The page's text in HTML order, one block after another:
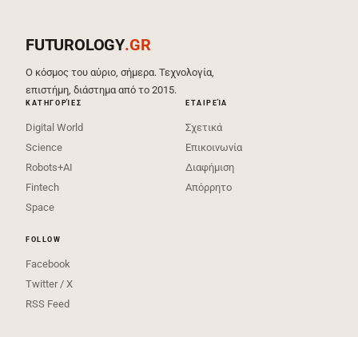
FUTUROLOGY.GR
Ο κόσμος του αύριο, σήμερα. Τεχνολογία,
επιστήμη, διάστημα από το 2015.
ΚΑΤΗΓΟΡΊΕΣ
Digital World
Science
Robots+AI
Fintech
Space
ΕΤΑΙΡΕΊΑ
Σχετικά
Επικοινωνία
Διαφήμιση
Απόρρητο
FOLLOW
Facebook
Twitter / X
RSS Feed